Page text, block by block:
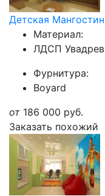
Детская Мангостин
Материал:
ЛДСП Увадрев
Фурнитура:
Boyard
от 186 000 руб.
Заказать похожий